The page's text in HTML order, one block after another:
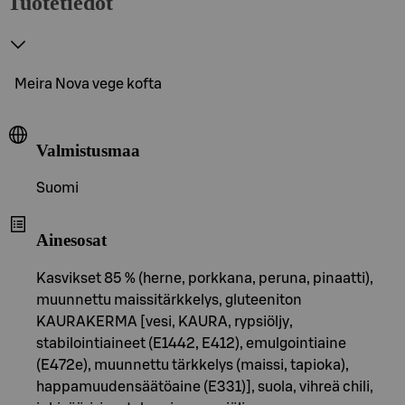
Meira Nova vege kofta
Valmistusmaa
Suomi
Ainesosat
Kasvikset 85 % (herne, porkkana, peruna, pinaatti),
muunnettu maissitärkkelys, gluteeniton
KAURAKERMA [vesi, KAURA, rypsiöljy,
stabilointiaineet (E1442, E412), emulgointiaine
(E472e), muunnettu tärkkelys (maissi, tapioka),
happamuudensäätöaine (E331)], suola, vihreä chili,